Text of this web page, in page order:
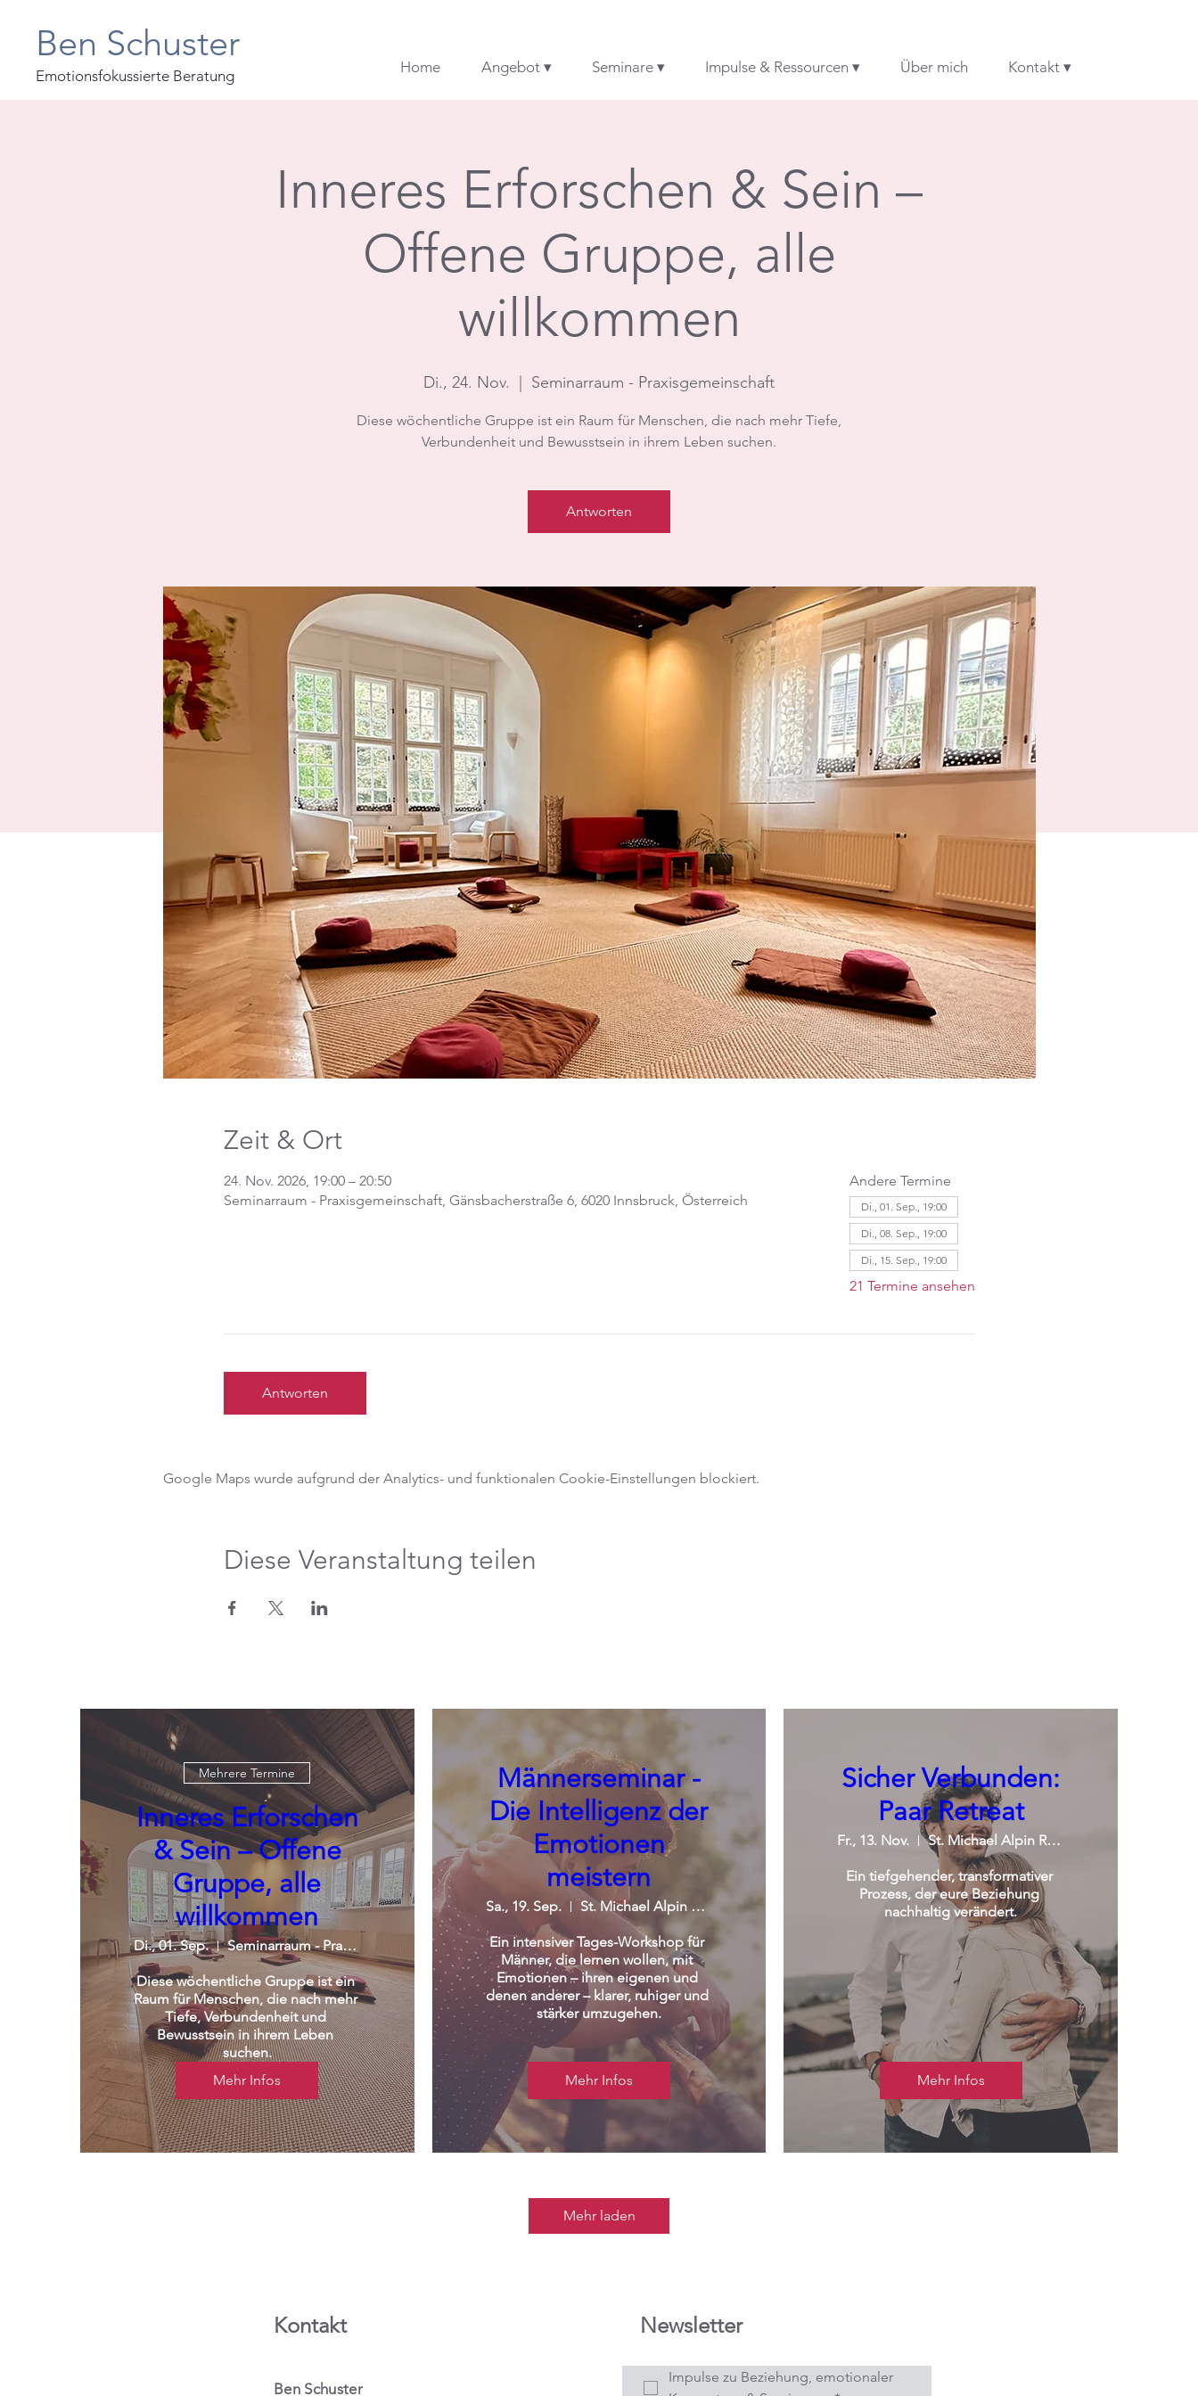
Ben Schuster
Emotionsfokussierte Beratung Home Angebot ▾ Seminare ▾ Impulse & Ressourcen ▾ Über mich Kontakt ▾
Inneres Erforschen & Sein –
Offene Gruppe, alle
willkommen
Di., 24. Nov. Seminarraum - Praxisgemeinschaft
Diese wöchentliche Gruppe ist ein Raum für Menschen, die nach mehr Tiefe,
Verbundenheit und Bewusstsein in ihrem Leben suchen.
Antworten
Zeit & Ort
24. Nov. 2026, 19:00 – 20:50
Seminarraum - Praxisgemeinschaft, Gänsbacherstraße 6, 6020 Innsbruck, Österreich
Andere Termine
Di., 01. Sep., 19:00
Di., 08. Sep., 19:00
Di., 15. Sep., 19:00
21 Termine ansehen
Antworten
Google Maps wurde aufgrund der Analytics- und funktionalen Cookie-Einstellungen blockiert.
Diese Veranstaltung teilen
Mehrere Termine
Inneres Erforschen
& Sein – Offene
Gruppe, alle
willkommen
Di., 01. Sep. Seminarraum - Praxisgemeinschaft
Diese wöchentliche Gruppe ist ein
Raum für Menschen, die nach mehr
Tiefe, Verbundenheit und
Bewusstsein in ihrem Leben
suchen.
Mehr Infos
Männerseminar -
Die Intelligenz der
Emotionen
meistern
Sa., 19. Sep. St. Michael Alpin Retreat
Ein intensiver Tages-Workshop für
Männer, die lernen wollen, mit
Emotionen – ihren eigenen und
denen anderer – klarer, ruhiger und
stärker umzugehen.
Mehr Infos
Sicher Verbunden:
Paar Retreat
Fr., 13. Nov. St. Michael Alpin Retreat
Ein tiefgehender, transformativer
Prozess, der eure Beziehung
nachhaltig verändert.
Mehr Infos
Mehr laden
Kontakt Newsletter
Ben Schuster
Impulse zu Beziehung, emotionaler